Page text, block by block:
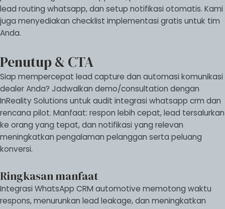
lead routing whatsapp, dan setup notifikasi otomatis. Kami
juga menyediakan checklist implementasi gratis untuk tim
Anda.
Penutup & CTA
Siap mempercepat lead capture dan automasi komunikasi
dealer Anda? Jadwalkan demo/consultation dengan
InReality Solutions untuk audit integrasi whatsapp crm dan
rencana pilot. Manfaat: respon lebih cepat, lead tersalurkan
ke orang yang tepat, dan notifikasi yang relevan
meningkatkan pengalaman pelanggan serta peluang
konversi.
Ringkasan manfaat
Integrasi WhatsApp CRM automotive memotong waktu
respons, menurunkan lead leakage, dan meningkatkan